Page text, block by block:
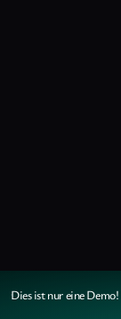
Dies ist nur eine Demo!